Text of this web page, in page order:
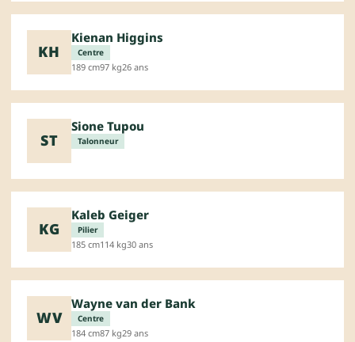
KH
Kienan Higgins
Centre
189 cm97 kg26 ans
ST
Sione Tupou
Talonneur
KG
Kaleb Geiger
Pilier
185 cm114 kg30 ans
WV
Wayne van der Bank
Centre
184 cm87 kg29 ans